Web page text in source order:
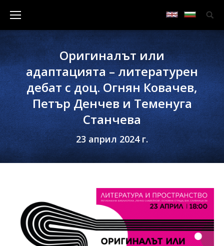
Оригиналът или
адаптацията – литературен
дебат с доц. Огнян Ковачев,
Петър Денчев и Теменуга
Станчева
23 април 2024 г.